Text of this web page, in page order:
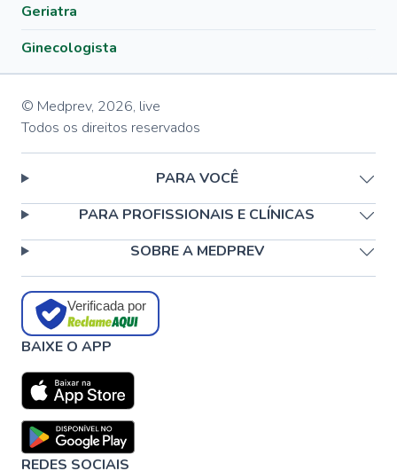
Geriatra
Ginecologista
© Medprev, 2026, live
Todos os direitos reservados
PARA VOCÊ
PARA PROFISSIONAIS E CLÍNICAS
SOBRE A MEDPREV
Verificada por
BAIXE O APP
REDES SOCIAIS